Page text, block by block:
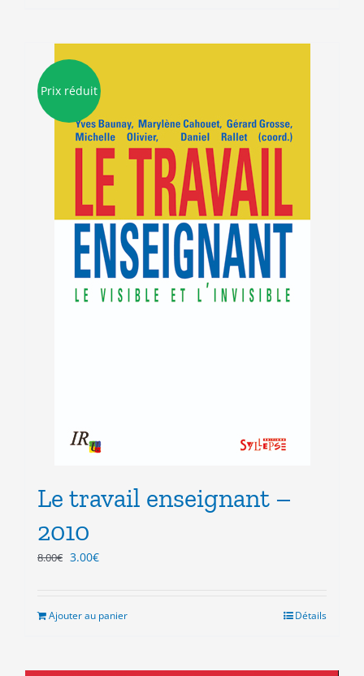
Prix réduit
Le travail enseignant –
2010
8.00€ Le
3.00€Le
est :
Ajouter au panier Détails